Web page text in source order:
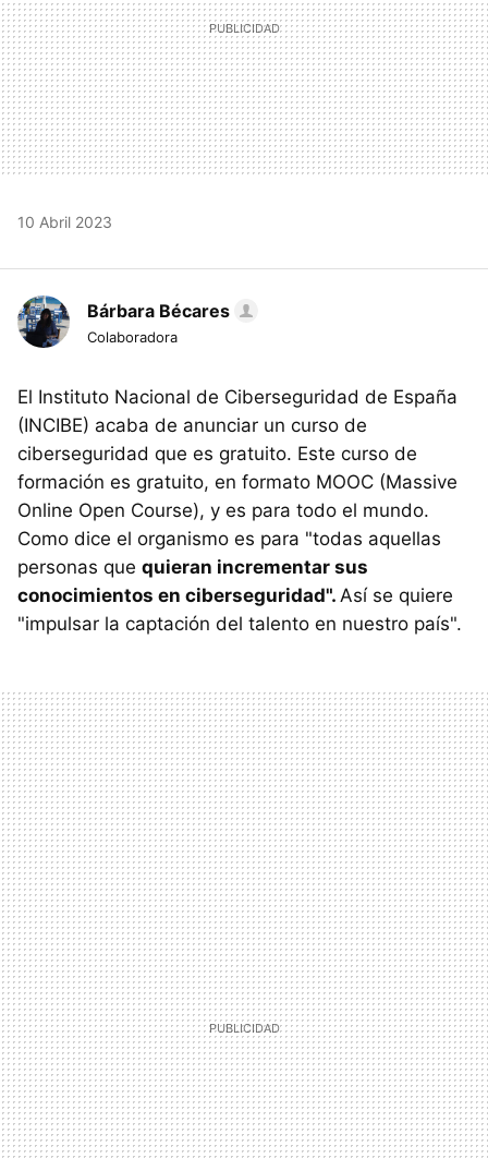
10 Abril 2023
Bárbara Bécares
Colaboradora
El Instituto Nacional de Ciberseguridad de España
(INCIBE) acaba de anunciar un curso de
ciberseguridad que es gratuito. Este curso de
formación es gratuito, en formato MOOC (Massive
Online Open Course), y es para todo el mundo.
Como dice el organismo es para "todas aquellas
personas que quieran incrementar sus
conocimientos en ciberseguridad". Así se quiere
"impulsar la captación del talento en nuestro país".